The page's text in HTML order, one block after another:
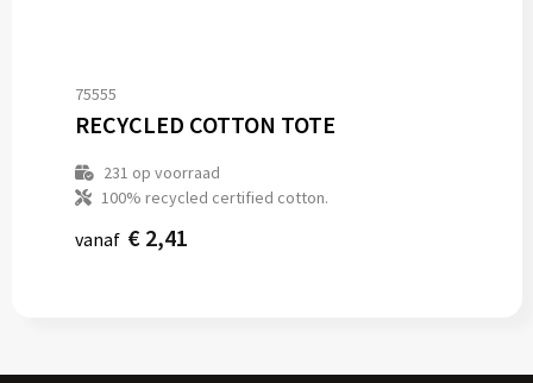
75555
RECYCLED COTTON TOTE
231 op voorraad
100% recycled certified cotton.
vanaf € 2,41